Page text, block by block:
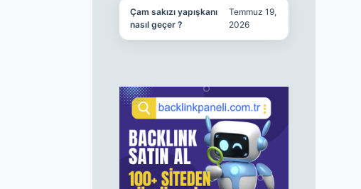
Çam sakızı yapışkanı
nasıl geçer ?
Temmuz 19,
2026